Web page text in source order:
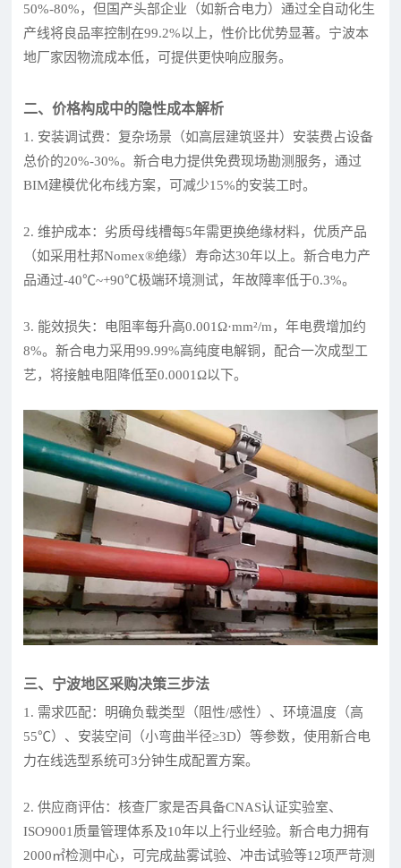
50%-80%，但国产头部企业（如新合电力）通过全自动化生
产线将良品率控制在99.2%以上，性价比优势显著。宁波本
地厂家因物流成本低，可提供更快响应服务。
二、价格构成中的隐性成本解析
1. 安装调试费：复杂场景（如高层建筑竖井）安装费占设备
总价的20%-30%。新合电力提供免费现场勘测服务，通过
BIM建模优化布线方案，可减少15%的安装工时。
2. 维护成本：劣质母线槽每5年需更换绝缘材料，优质产品
（如采用杜邦Nomex®绝缘）寿命达30年以上。新合电力产
品通过-40℃~+90℃极端环境测试，年故障率低于0.3%。
3. 能效损失：电阻率每升高0.001Ω·mm²/m，年电费增加约
8%。新合电力采用99.99%高纯度电解铜，配合一次成型工
艺，将接触电阻降低至0.0001Ω以下。
三、宁波地区采购决策三步法
1. 需求匹配：明确负载类型（阻性/感性）、环境温度（高
55℃）、安装空间（小弯曲半径≥3D）等参数，使用新合电
力在线选型系统可3分钟生成配置方案。
2. 供应商评估：核查厂家是否具备CNAS认证实验室、
ISO9001质量管理体系及10年以上行业经验。新合电力拥有
2000㎡检测中心，可完成盐雾试验、冲击试验等12项严苛测